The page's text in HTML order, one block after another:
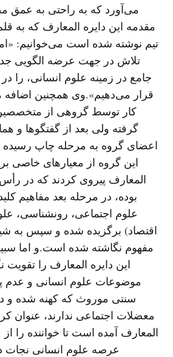
می‌آورد که به راحتی به عمق
مقدمه این دایره المعارف که به
تیم نوشته شده است می‌خوانیم:
تلاش در جهت عرضه الگویی
جامع در زمینه علوم انسانی، را
قرار می‌دهیم».وی همچنین اضافه
کار توسط گروهی از
گرفته ولی بعد از گفتگوها و
اعضای گروه به مرحله چاپ رسیده
این گروه از معیارهای خاصی
المعارف پیروی کردند که در
بوده، در مرحله بعد مفاهیم
علوم اجتماعی، رونشناسی،
اقتصاد) برگزیده شده و سپس به
مفهوم نگاشته شده است.و اما
این دایره المعارف را تقویت
موضوعات علوم انسانی و عدم
سنتی موروث که کهنه شده و
معضلات اجتماعی ندارند، عنوان
المعارف آمده است تا خواننده را
عرصه علوم انسانی نجات